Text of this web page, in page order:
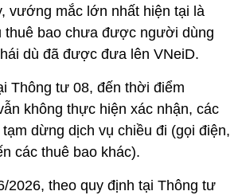
vướng mắc lớn nhất hiện tại là
thuê bao chưa được người dùng
dù đã được đưa lên VNeiD.
Thông tư 08, đến thời điểm
không thực hiện xác nhận, các
dừng dịch vụ chiều đi (gọi điện,
các thuê bao khác).
2026, theo quy định tại Thông tư